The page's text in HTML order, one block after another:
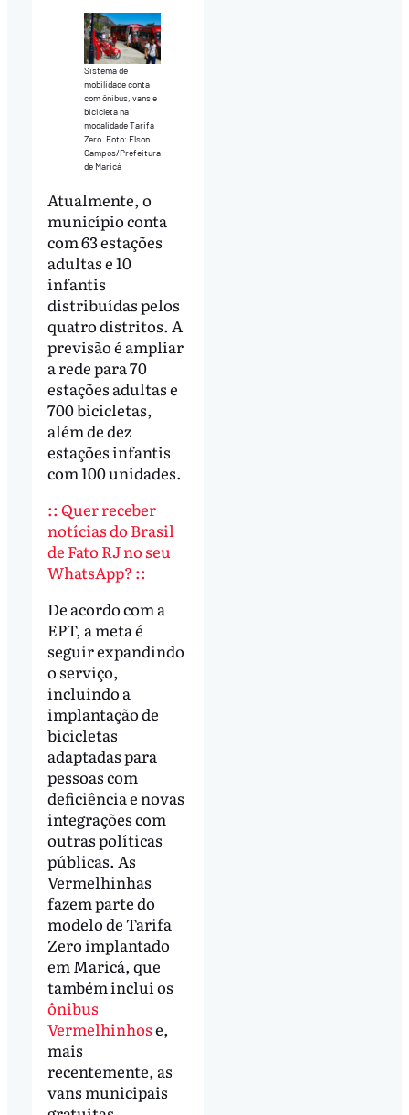
Sistema de
mobilidade conta
com ônibus, vans e
bicicleta na
modalidade Tarifa
Zero. Foto: Elson
Campos/Prefeitura
de Maricá
Atualmente, o
município conta
com 63 estações
adultas e 10
infantis
distribuídas pelos
quatro distritos. A
previsão é ampliar
a rede para 70
estações adultas e
700 bicicletas,
além de dez
estações infantis
com 100 unidades.
:: Quer receber
notícias do Brasil
de Fato RJ no seu
WhatsApp? ::
De acordo com a
EPT, a meta é
seguir expandindo
o serviço,
incluindo a
implantação de
bicicletas
adaptadas para
pessoas com
deficiência e novas
integrações com
outras políticas
públicas. As
Vermelhinhas
fazem parte do
modelo de Tarifa
Zero implantado
em Maricá, que
também inclui os
ônibus
Vermelhinhose,
mais
recentemente, as
vans municipais